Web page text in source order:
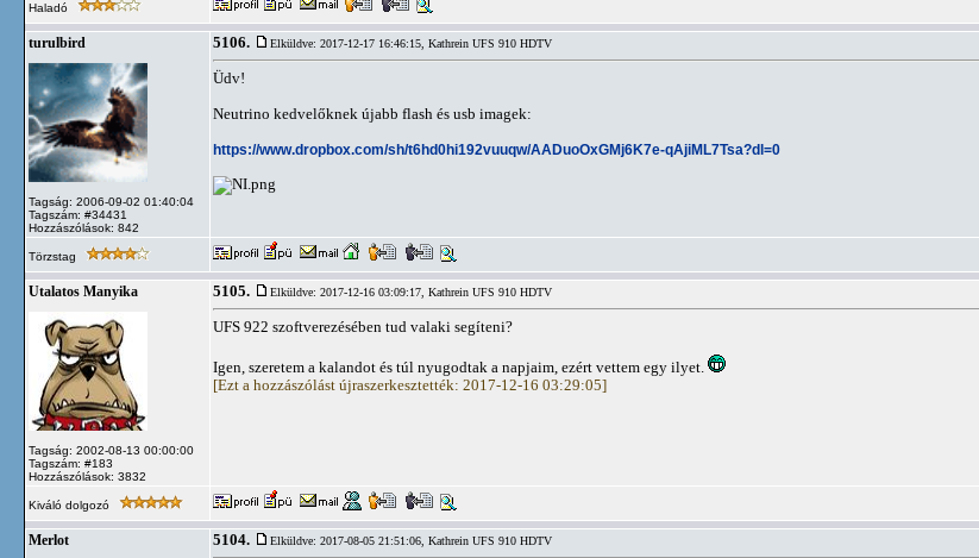
Haladó
turulbird
Tagság: 2006-09-02 01:40:04
Tagszám: #34431
Hozzászólások: 842
5106. Elküldve: 2017-12-17 16:46:15, Kathrein UFS 910 HDTV
Üdv!
Neutrino kedvelőknek újabb flash és usb imagek:
https://www.dropbox.com/sh/t6hd0hi192vuuqw/AADuoOxGMj6K7e-qAjiML7Tsa?dl=0
Törzstag
Utalatos Manyika
Tagság: 2002-08-13 00:00:00
Tagszám: #183
Hozzászólások: 3832
5105. Elküldve: 2017-12-16 03:09:17, Kathrein UFS 910 HDTV
UFS 922 szoftverezésében tud valaki segíteni?
Igen, szeretem a kalandot és túl nyugodtak a napjaim, ezért vettem egy ilyet.
[Ezt a hozzászólást újraszerkesztették: 2017-12-16 03:29:05]
Kiváló dolgozó
Merlot 5104. Elküldve: 2017-08-05 21:51:06, Kathrein UFS 910 HDTV